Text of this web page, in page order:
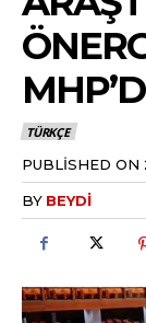
TÜRKÇE
PUBLISHED ON
BY BEYDI